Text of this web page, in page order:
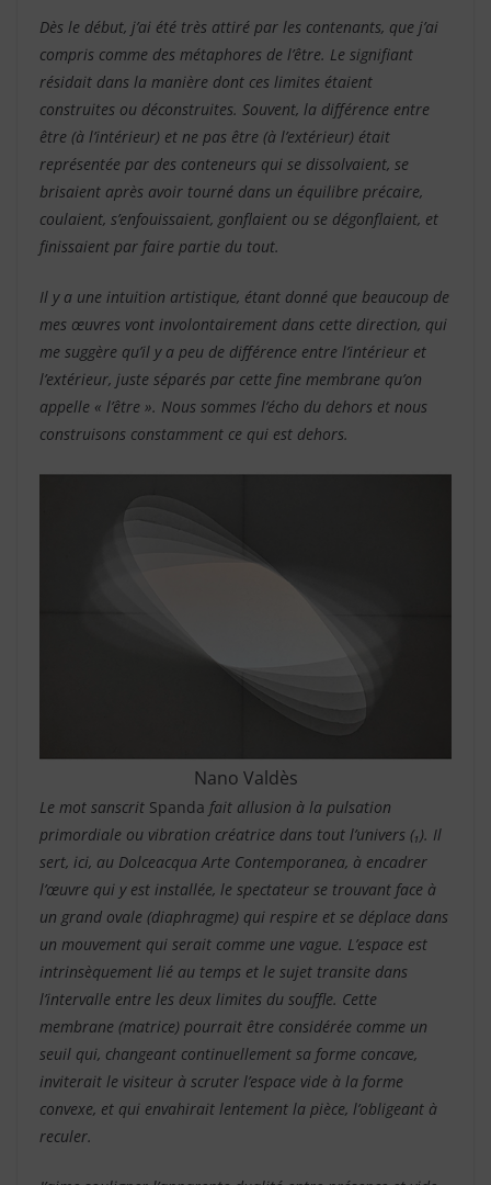
Dès le début, j’ai été très attiré par les contenants, que j’ai
compris comme des métaphores de l’être. Le signifiant
résidait dans la manière dont ces limites étaient
construites ou déconstruites. Souvent, la différence entre
être (à l’intérieur) et ne pas être (à l’extérieur) était
représentée par des conteneurs qui se dissolvaient, se
brisaient après avoir tourné dans un équilibre précaire,
coulaient, s’enfouissaient, gonflaient ou se dégonflaient, et
finissaient par faire partie du tout.
Il y a une intuition artistique, étant donné que beaucoup de
mes œuvres vont involontairement dans cette direction, qui
me suggère qu’il y a peu de différence entre l’intérieur et
l’extérieur, juste séparés par cette fine membrane qu’on
appelle « l’être ». Nous sommes l’écho du dehors et nous
construisons constamment ce qui est dehors.
Nano Valdès
Le mot sanscrit Spanda fait allusion à la pulsation
primordiale ou vibration créatrice dans tout l’univers (₁). Il
sert, ici, au Dolceacqua Arte Contemporanea, à encadrer
l’œuvre qui y est installée, le spectateur se trouvant face à
un grand ovale (diaphragme) qui respire et se déplace dans
un mouvement qui serait comme une vague. L’espace est
intrinsèquement lié au temps et le sujet transite dans
l’intervalle entre les deux limites du souffle. Cette
membrane (matrice) pourrait être considérée comme un
seuil qui, changeant continuellement sa forme concave,
inviterait le visiteur à scruter l’espace vide à la forme
convexe, et qui envahirait lentement la pièce, l’obligeant à
reculer.